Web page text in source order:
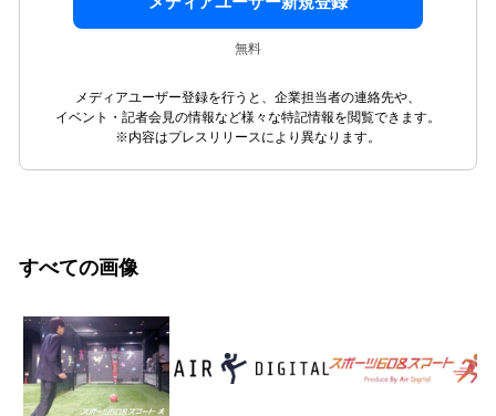
無料
メディアユーザー登録を行うと、企業担当者の連絡先や、
イベント・記者会見の情報など様々な特記情報を閲覧できます。
※内容はプレスリリースにより異なります。
すべての画像